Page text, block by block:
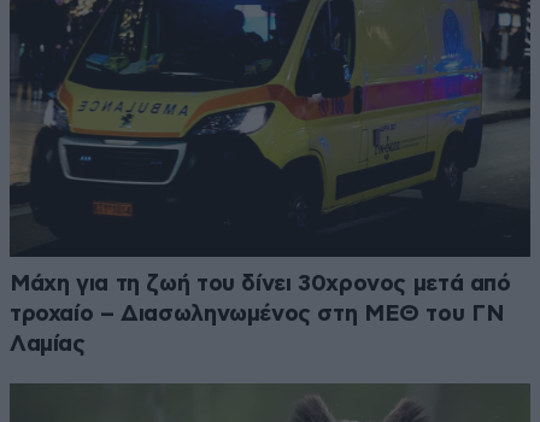
Μάχη για τη ζωή του δίνει 30χρονος μετά από
τροχαίο – Διασωληνωμένος στη ΜΕΘ του ΓΝ
Λαμίας